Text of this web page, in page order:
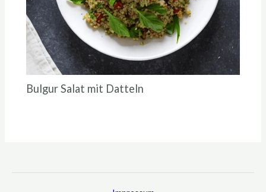
Bulgur Salat mit Datteln